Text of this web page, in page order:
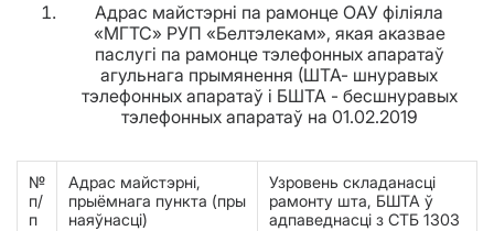
Адрас майстэрні па рамонце ОАУ філіяла
«МГТС» РУП «Белтэлекам», якая аказвае
паслугі па рамонце тэлефонных апаратаў
агульнага прымянення (ШТА- шнуравых
тэлефонных апаратаў і БШТА - бесшнуравых
тэлефонных апаратаў на 01.02.2019
№
п/
п
Адрас майстэрні,
прыёмнага пункта (пры
наяўнасці)
Узровень складанасці
рамонту шта, БШТА ў
адпаведнасці з СТБ 1303